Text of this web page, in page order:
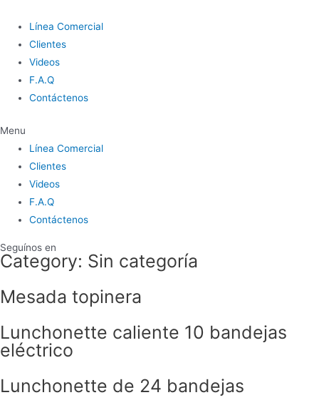
contenido
Línea Comercial
Clientes
Videos
F.A.Q
Contáctenos
Menu
Línea Comercial
Clientes
Videos
F.A.Q
Contáctenos
Seguínos en
Category: Sin categoría
Mesada topinera
Lunchonette caliente 10 bandejas
eléctrico
Lunchonette de 24 bandejas